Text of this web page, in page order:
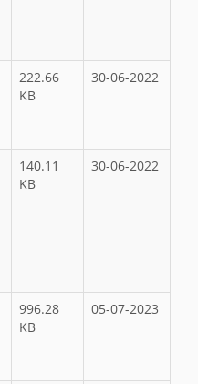
222.66
KB
30-06-2022
140.11
KB
30-06-2022
996.28
KB
05-07-2023